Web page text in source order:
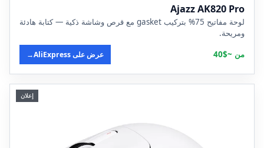
Ajazz AK820 Pro
لوحة مفاتيح 75% بتركيب gasket مع قرص وشاشة ذكية — كتابة هادئة
ومريحة.
من ~$40
عرض على AliExpress →
إعلان